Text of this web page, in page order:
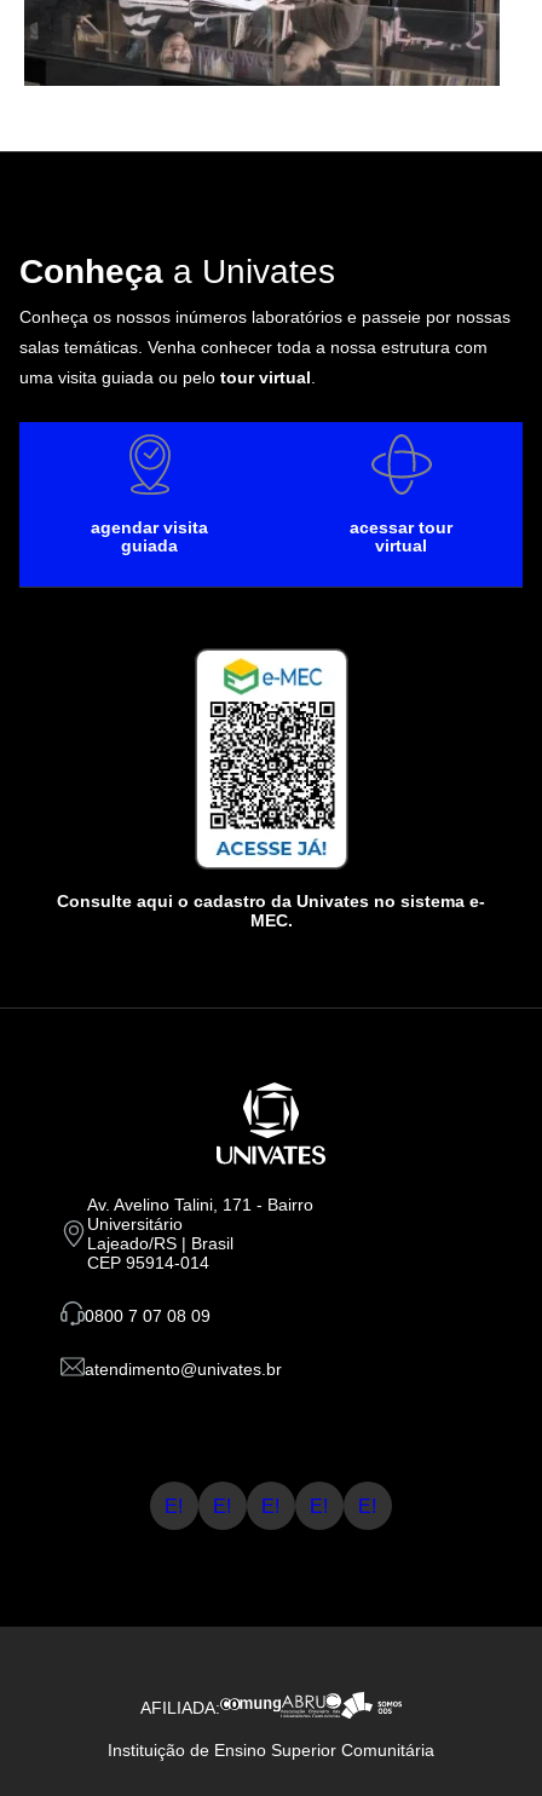
Conheça a Univates
Conheça os nossos inúmeros laboratórios e passeie por nossas
salas temáticas. Venha conhecer toda a nossa estrutura com
uma visita guiada ou pelo tour virtual
agendar visita
guiada
acessar tour
virtual
Consulte aqui o cadastro da Univates no sistema e-
MEC.
Av. Avelino Talini, 171 - Bairro
Universitário
Lajeado/RS | Brasil
CEP 95914-014
0800 7 07 08 09
atendimento@univates.br
E! E! E! E! E!
AFILIADA:
Instituição de Ensino Superior Comunitária